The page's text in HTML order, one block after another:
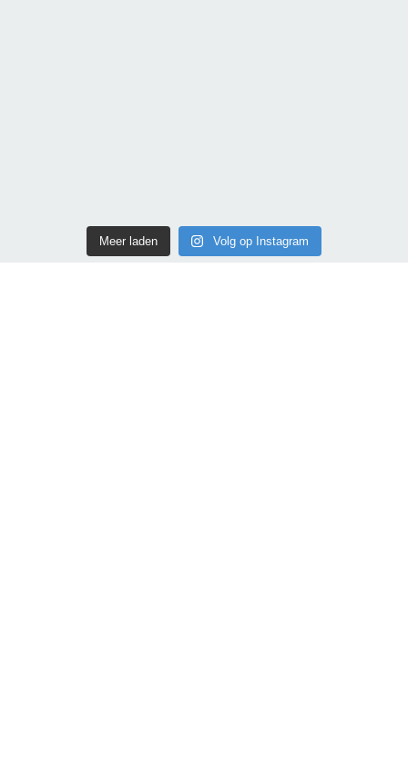
Meer laden Volg op Instagram